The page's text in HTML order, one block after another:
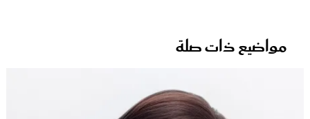
مواضيع ذات صلة